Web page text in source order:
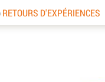
RETOURS D'EXPÉRIENCES